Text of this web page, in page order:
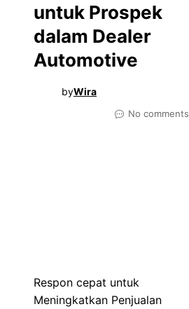
untuk Prospek
dalam Dealer
Automotive
byWira
No comments
Respon cepat untuk
Meningkatkan Penjualan